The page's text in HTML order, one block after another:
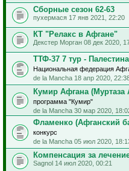
Сборные сезон 62-63
пухермася 17 янв 2021, 22:20
КТ "Релакс в Афгане"
Декстер Морган 08 дек 2020,
ТТФ-37 7 тур -
Национальная федерация
de la Mancha 18 апр 2020,
Кумир Афгана (Муртаза
программа "Кумир"
de la Mancha 30 мар 2020,
Фламенко (Афганский
конкурс
de la Mancha 05 июл 2020,
Компенсация за
Sagnol 14 июл 2020, 00:21